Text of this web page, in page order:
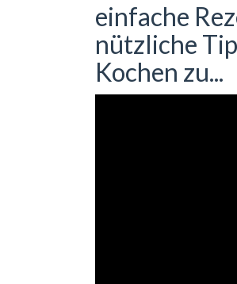
einfache
nützliche
Kochen zu...